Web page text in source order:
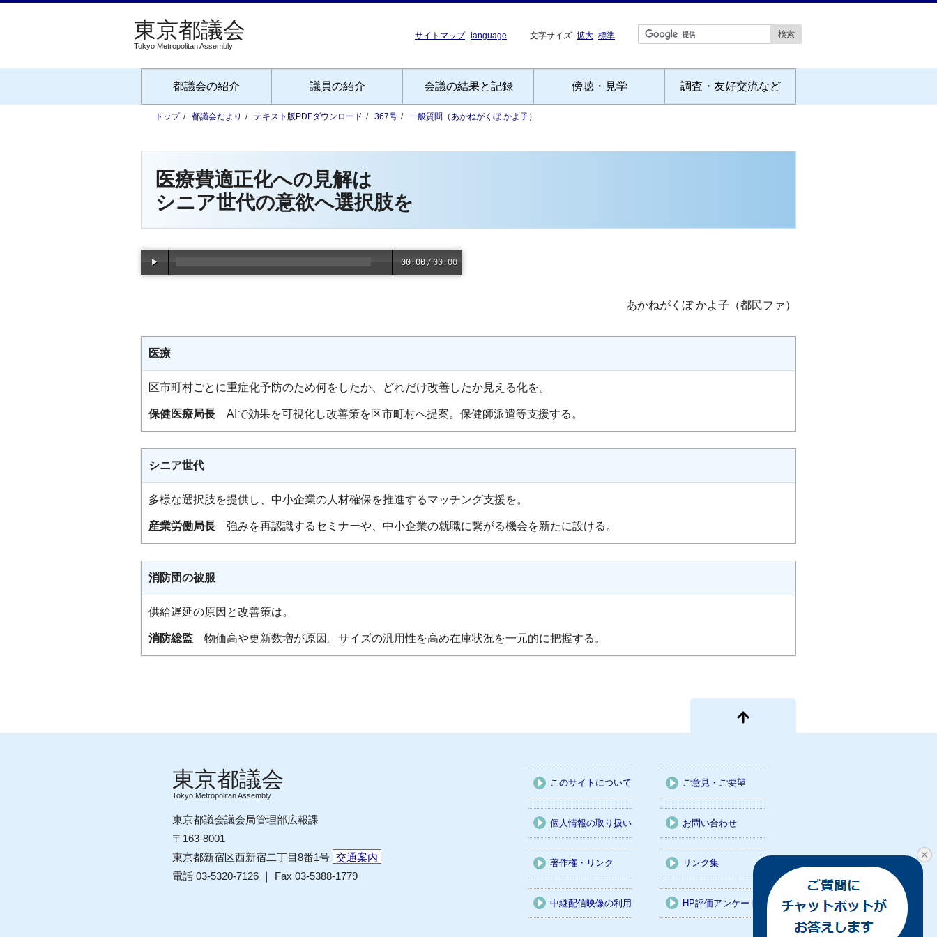
Tokyo Metropolitan Assembly
サイトマップ language 文字サイズ 拡大 標準
都議会の紹介 議員の紹介 会議の結果と記録 傍聴・見学 調査・友好交流など
トップ 都議会だより テキスト版PDFダウンロード 367号 一般質問（あかねがくぼ かよ子）
医療費適正化への見解は
シニア世代の意欲へ選択肢を
00:00 /00:00
あかねがくぼ かよ子（都民ファ）
医療
区市町村ごとに重症化予防のため何をしたか、どれだけ改善したか見える化を。
保健医療局長 AIで効果を可視化し改善策を区市町村へ提案。保健師派遣等支援する。
シニア世代
多様な選択肢を提供し、中小企業の人材確保を推進するマッチング支援を。
産業労働局長 強みを再認識するセミナーや、中小企業の就職に繋がる機会を新たに設ける。
消防団の被服
供給遅延の原因と改善策は。
消防総監 物価高や更新数増が原因。サイズの汎用性を高め在庫状況を一元的に把握する。
このサイトについて ご意見・ご要望
個人情報の取り扱い お問い合わせ
著作権・リンク リンク集
中継配信映像の利用 HP評価アンケート
Tokyo Metropolitan Assembly
東京都議会議会局管理部広報課
〒163-8001
東京都新宿区西新宿二丁目8番1号 交通案内
電話 03-5320-7126 ｜ Fax 03-5388-1779